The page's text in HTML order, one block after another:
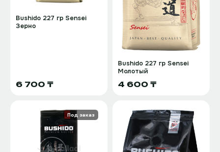
Bushido 227 гр Sensei
Зерно
6 700 ₸
Bushido 227 гр Sensei
Молотый
4 600 ₸
Под заказ